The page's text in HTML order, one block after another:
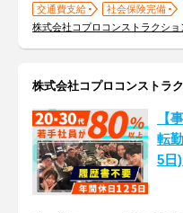
交通費支給
社会保険完備
株式会社コプロコンストラクシ
株式会社コプロコンストラ
【
転
5日